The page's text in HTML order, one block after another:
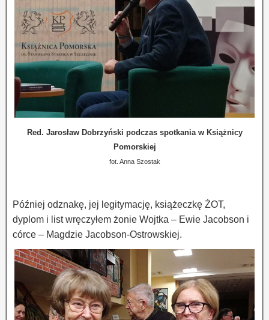
Red. Jarosław Dobrzyński podczas spotkania w Książnicy
Pomorskiej
fot. Anna Szostak
Później odznakę, jej legitymację, książeczkę ŻOT,
dyplom i list wręczyłem żonie Wojtka – Ewie Jacobson i
córce – Magdzie Jacobson-Ostrowskiej.